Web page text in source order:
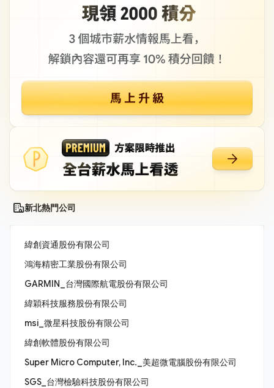
新北熱門公司
緯創資通股份有限公司
鴻海精密工業股份有限公司
GARMIN_台灣國際航電股份有限公司
緯穎科技服務股份有限公司
msi_微星科技股份有限公司
緯創軟體股份有限公司
Super Micro Computer, Inc._美超微電腦股份有限公司
SGS_台灣檢驗科技股份有限公司